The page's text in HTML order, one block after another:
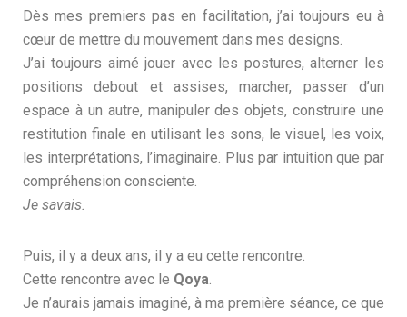
Dès mes premiers pas en facilitation, j’ai toujours eu à
cœur de mettre du mouvement dans mes designs.
J’ai toujours aimé jouer avec les postures, alterner les
positions debout et assises, marcher, passer d’un
espace à un autre, manipuler des objets, construire une
restitution finale en utilisant les sons, le visuel, les voix,
les interprétations, l’imaginaire. Plus par intuition que par
compréhension consciente.
Je savais.
Puis, il y a deux ans, il y a eu cette rencontre.
Cette rencontre avec le Qoya.
Je n’aurais jamais imaginé, à ma première séance, ce que